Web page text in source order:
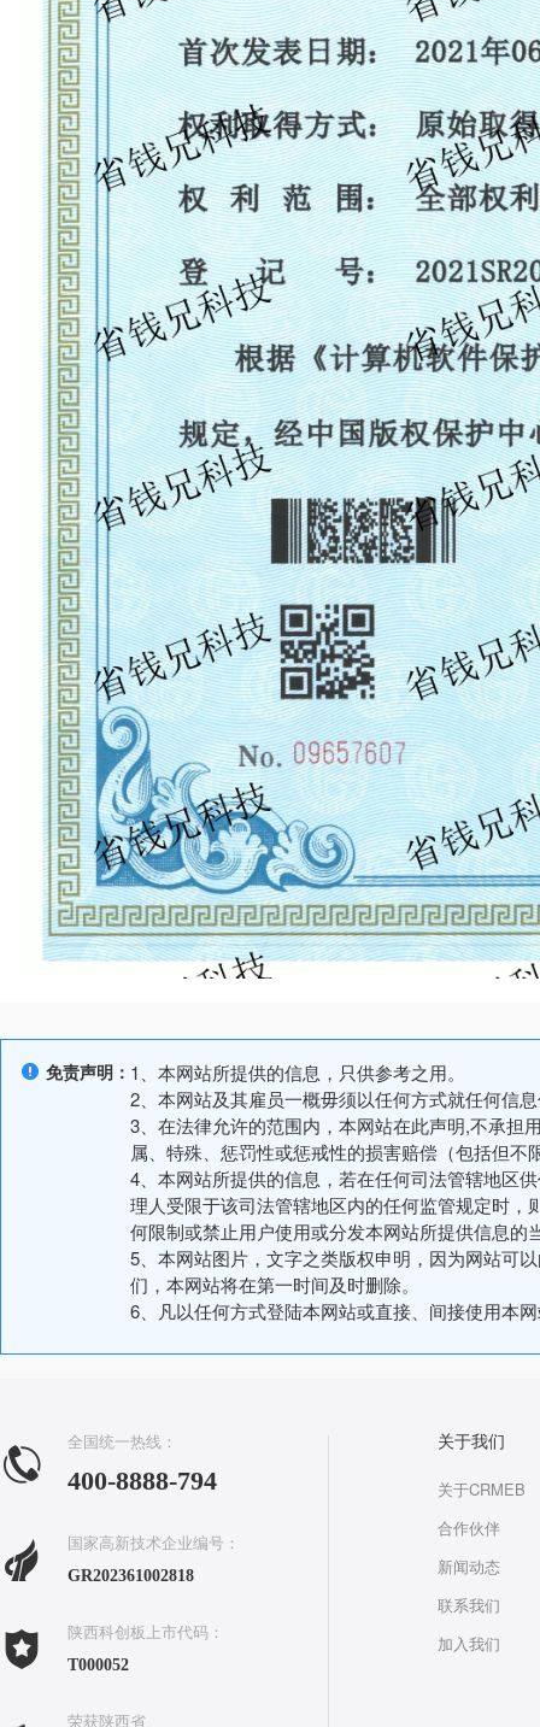
免责声明： 1、本网站所提供的信息，只供参考之用。
2、本网站及其雇员一概毋须以任何方式就任何信
3、在法律允许的范围内，本网站在此声明,不承担
属、特殊、惩罚性或惩戒性的损害赔偿（包括但
4、本网站所提供的信息，若在任何司法管辖地区
理人受限于该司法管辖地区内的任何监管规定时
何限制或禁止用户使用或分发本网站所提供信息的
5、本网站图片，文字之类版权申明，因为网站可
们，本网站将在第一时间及时删除。
6、凡以任何方式登陆本网站或直接、间接使用本
全国统一热线：
400-8888-794
国家高新技术企业编号：
GR202361002818
陕西科创板上市代码：
T000052
荣获陕西省
关于我们
关于CRMEB
合作伙伴
新闻动态
联系我们
加入我们